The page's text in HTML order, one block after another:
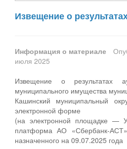
Извещение о
Информация о материале
июля 2025
Извещение о результатах
муниципального имущества
Кашинский муниципальный
электронной форме
(на электронной площадке —
платформа АО «Сбербанк-
назначенного на 09.07.2025 года